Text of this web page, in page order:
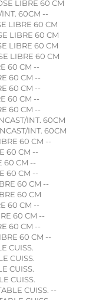
LIBRE 60 CM
60CM --
LIBRE 60 CM
LIBRE 60 CM
LIBRE 60 CM
LIBRE 60 CM
60 CM --
60 CM --
60 CM --
60 CM --
60 CM --
INT. 60CM
INT. 60CM
60 CM --
60 CM --
60 CM --
60 CM --
60 CM --
60 CM
60 CM --
60 CM --
60 CM --
60 CM --
CUISS.
CUISS.
CUISS.
CUISS.
CUISS. --